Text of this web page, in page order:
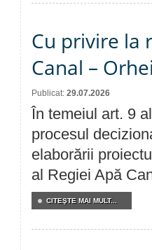
Cu privire la
Canal –
Publicat: 29.07.2026
În temeiul art. 9
procesul
elaborării
al Regiei Apă
CITEŞTE MAI MULT...